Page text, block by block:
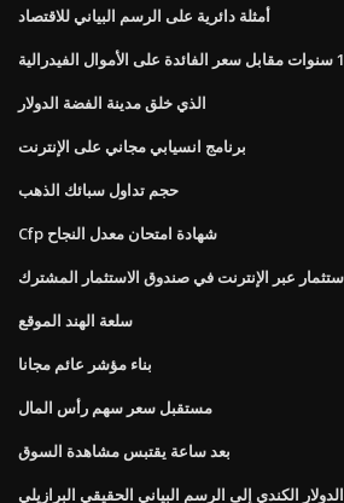
أمثلة دائرية على الرسم البياني للاقتصاد
الذي خلق مدينة الفضة الدولار
برنامج انسيابي مجاني على الإنترنت
حجم تداول سبائك الذهب
Cfp شهادة امتحان معدل النجاح
سلعة الهند الموقع
بناء مؤشر عائم مجانا
مستقبل سعر سهم رأس المال
بعد ساعة يقتبس مشاهدة السوق
الدولار الكندي إلى الرسم البياني الحقيقي البرازيلي